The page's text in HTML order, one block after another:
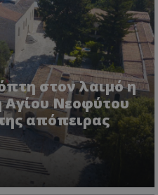
στον λαιμό η
Νεοφύτου
απόπειρας
YouTube
.youtube.com